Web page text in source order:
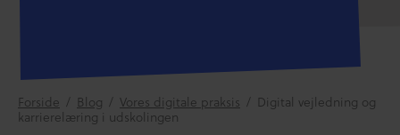
Forside / Blog / Vores digitale praksis / Digital vejledning og
karrierelæring i udskolingen